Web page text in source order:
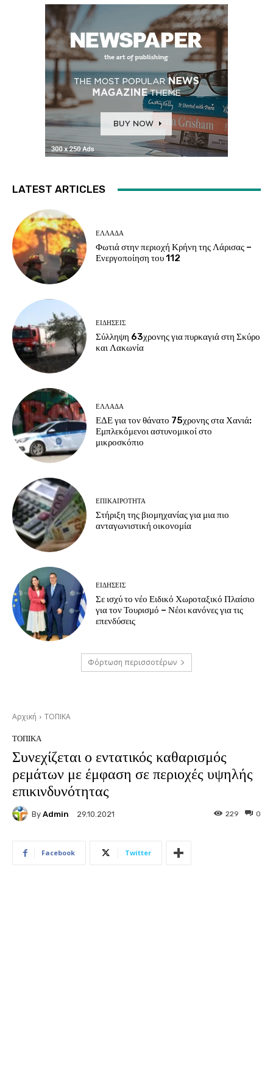
LATEST ARTICLES
ΕΛΛΑΔΑ
Φωτιά στην περιοχή Κρήνη της Λάρισας –
Ενεργοποίηση του 112
ΕΙΔΗΣΕΙΣ
Σύλληψη 63χρονης για πυρκαγιά στη Σκύρο
και Λακωνία
ΕΛΛΑΔΑ
ΕΔΕ για τον θάνατο 75χρονης στα Χανιά:
Εμπλεκόμενοι αστυνομικοί στο
μικροσκόπιο
ΕΠΙΚΑΙΡΟΤΗΤΑ
Στήριξη της βιομηχανίας για μια πιο
ανταγωνιστική οικονομία
ΕΙΔΗΣΕΙΣ
Σε ισχύ το νέο Ειδικό Χωροταξικό Πλαίσιο
για τον Τουρισμό – Νέοι κανόνες για τις
επενδύσεις
Φόρτωση περισσοτέρων